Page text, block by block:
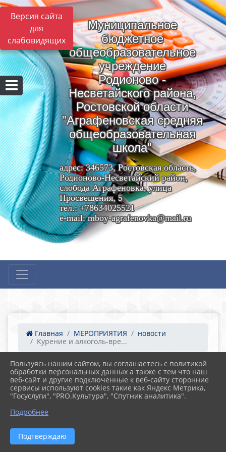
Версия сайта
для
слабовидящих
Муниципальное
бюджетное
общеобразовательное
учреждение
Родионово -
Несветайского района,
Ростовской области
"Аграфеновская средняя
общеобразовательная
школа"
адрес: 346573, Ростовская область,
Родионово-Несветайский район,
слобода Аграфеновка, улица
Просвещения, 5
тел.: +78634025521
e-mail: mboy-agrafenovka@mail.ru
Главная МЕРОПРИЯТИЯ
новости
Курение и алкоголь-вре...
16.04.2022 05:31 24
Курение и алкоголь-вред для здоровья!
Пользуясь нашим сайтом, вы соглашаетесь с политикой
обработки персональных данных а также с тем что наш
веб-сайт и другие подключенные к веб-сайту сторонние
сервисы используют cookies такие как Яндекс Метрика,
"Госуслуги", "PRO.Культура", "Спутник аналитика".
Подробнее
Подтверждаю